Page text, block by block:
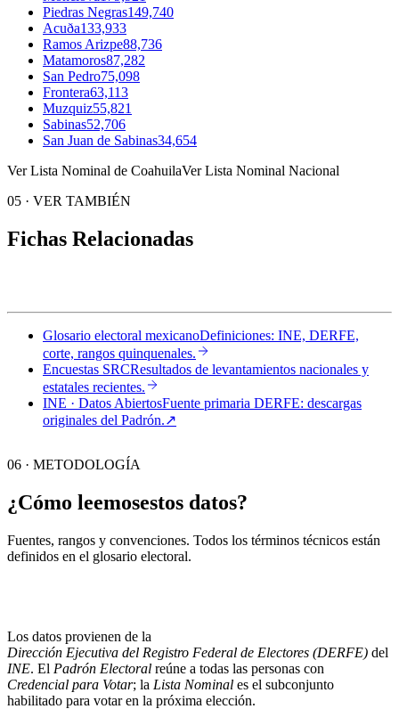
Piedras Negras149,740
Acuða133,933
Ramos Arizpe88,736
Matamoros87,282
San Pedro75,098
Frontera63,113
Muzquiz55,821
Sabinas52,706
San Juan de Sabinas34,654
Ver Lista Nominal de CoahuilaVer Lista Nominal Nacional
05 · VER TAMBIÉN
Fichas Relacionadas
Glosario electoral mexicanoDefiniciones: INE, DERFE,
corte, rangos quinquenales.
Encuestas SRCResultados de levantamientos nacionales y
estatales recientes.
INE · Datos AbiertosFuente primaria DERFE: descargas
originales del Padrón.↗︎
06 · METODOLOGÍA
¿Cómo leemosestos datos?
Fuentes, rangos y convenciones. Todos los términos técnicos están
definidos en el glosario electoral.
Los datos provienen de la
Dirección Ejecutiva del Registro Federal de Electores (DERFE) del
INE. El Padrón Electoral reúne a todas las personas con
Credencial para Votar; la Lista Nominal es el subconjunto
habilitado para votar en la próxima elección.